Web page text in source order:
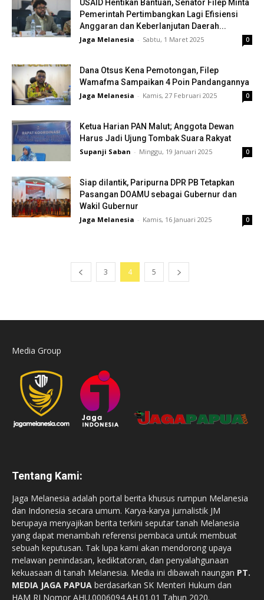
USAID Hentikan Bantuan, Senator Filep Minta
Pemerintah Pertimbangkan Lagi Efisiensi
Anggaran dan Keberlanjutan Daerah...
Jaga Melanesia - Sabtu, 1 Maret 2025 0
Dana Otsus Kena Pemotongan, Filep
Wamafma Sampaikan 4 Poin Pandangannya
Jaga Melanesia - Kamis, 27 Februari 2025 0
Ketua Harian PAN Malut; Anggota Dewan
Harus Jadi Ujung Tombak Suara Rakyat
Supanji Saban - Minggu, 19 Januari 2025 0
Siap dilantik, Paripurna DPR PB Tetapkan
Pasangan DOAMU sebagai Gubernur dan
Wakil Gubernur
Jaga Melanesia - Kamis, 16 Januari 2025 0
3 4 5
Media Group
Tentang Kami:
Jaga Melanesia adalah portal berita khusus rumpun Melanesia
dan Indonesia secara umum. Karya-karya jurnalistik JM
berupaya menyajikan berita terkini seputar tanah Melanesia
yang dapat menambah referensi pembaca untuk membuat
sebuah keputusan. Tak lupa kami akan mendorong upaya
melawan penindasan, kediktatoran, dan penyalahgunaan
kekuasaan di tanah Melanesia. Media ini dibawah naungan PT.
MEDIA JAGA PAPUA berdasarkan SK Menteri Hukum dan
HAM RI Nomor AHU.0006094.AH.01.01 Tahun 2020.